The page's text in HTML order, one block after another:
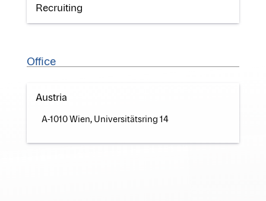
Recruiting
Office
Austria
A-1010 Wien, Universitätsring 14